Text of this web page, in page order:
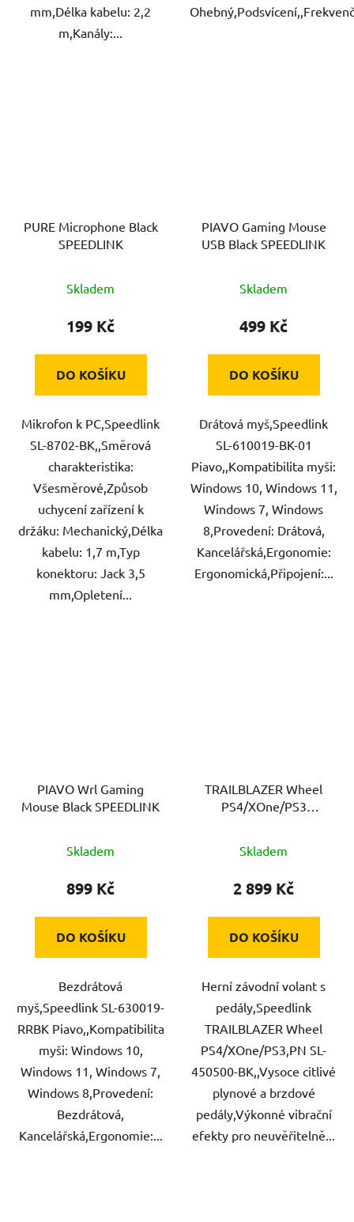
mm,Délka kabelu: 2,2
m,Kanály:...
PURE Microphone Black
SPEEDLINK
Skladem
199 Kč
DO KOŠÍKU
Mikrofon k PC,Speedlink
SL-8702-BK,,Směrová
charakteristika:
Všesměrové,Způsob
uchycení zařízení k
držáku: Mechanický,Délka
kabelu: 1,7 m,Typ
konektoru: Jack 3,5
mm,Opletení...
PIAVO Gaming Mouse
USB Black SPEEDLINK
Skladem
499 Kč
DO KOŠÍKU
Drátová myš,Speedlink
SL-610019-BK-01
Piavo,,Kompatibilita myši:
Windows 10, Windows 11,
Windows 7, Windows
8,Provedení: Drátová,
Kancelářská,Ergonomie:
Ergonomická,Připojení:...
PIAVO Wrl Gaming
Mouse Black SPEEDLINK
Skladem
899 Kč
DO KOŠÍKU
Bezdrátová
myš,Speedlink SL-630019-
RRBK Piavo,,Kompatibilita
myši: Windows 10,
Windows 11, Windows 7,
Windows 8,Provedení:
Bezdrátová,
Kancelářská,Ergonomie:...
TRAILBLAZER Wheel
PS4/XOne/PS3
Skladem
2 899 Kč
DO KOŠÍKU
Herní závodní volant s
pedály,Speedlink
TRAILBLAZER Wheel
PS4/XOne/PS3,PN SL-
450500-BK,,Vysoce citlivé
plynové a brzdové
pedály,Výkonné vibrační
efekty pro neuvěřitelně...